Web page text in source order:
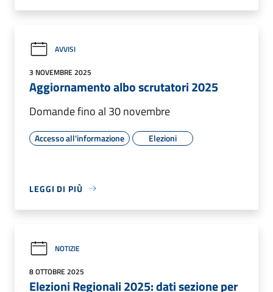
AVVISI
3 NOVEMBRE 2025
Aggiornamento albo scrutatori 2025
Domande fino al 30 novembre
Accesso all'informazione Elezioni
LEGGI DI PIÙ
NOTIZIE
8 OTTOBRE 2025
Elezioni Regionali 2025: dati sezione per